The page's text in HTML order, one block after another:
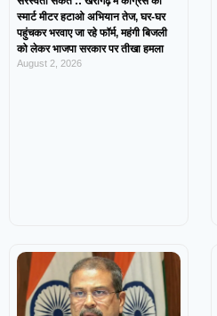
स्मार्ट मीटर हटाओ अभियान तेज, घर-घर
पहुंचकर भरवाए जा रहे फॉर्म, महंगी बिजली
को लेकर भाजपा सरकार पर तीखा हमला
August 2, 2026